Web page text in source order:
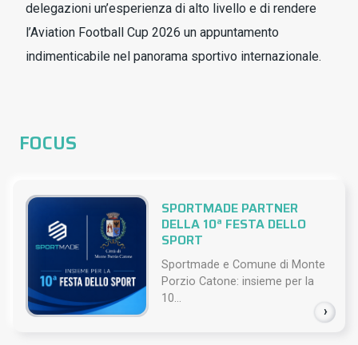
delegazioni un’esperienza di alto livello e di rendere
l’Aviation Football Cup 2026 un appuntamento
indimenticabile nel panorama sportivo internazionale.
FOCUS
›
SPORTMADE PARTNER
DELLA 10ª FESTA DELLO
SPORT
Sportmade e Comune di Monte
Porzio Catone: insieme per la
10...